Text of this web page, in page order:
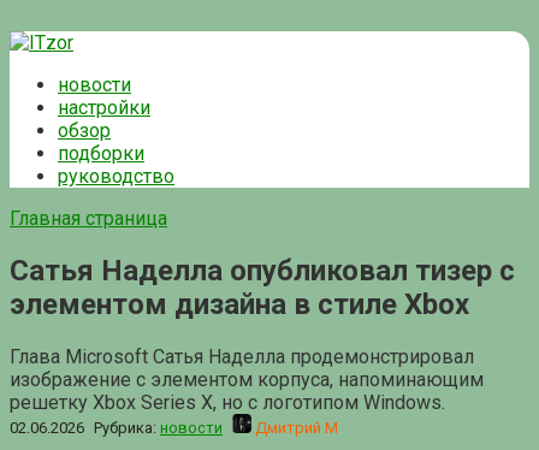
Перейти
контентуновости
настройки
обзор
подборки
руководство
Главная страница
Сатья Наделла опубликовал тизер с
элементом дизайна в стиле Xbox
Глава Microsoft Сатья Наделла продемонстрировал
изображение с элементом корпуса, напоминающим
решетку Xbox Series X, но с логотипом Windows.
02.06.2026 Рубрика: новости Дмитрий М